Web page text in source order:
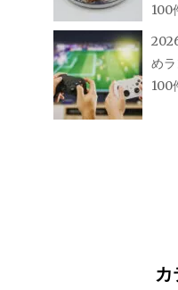
100
め
100